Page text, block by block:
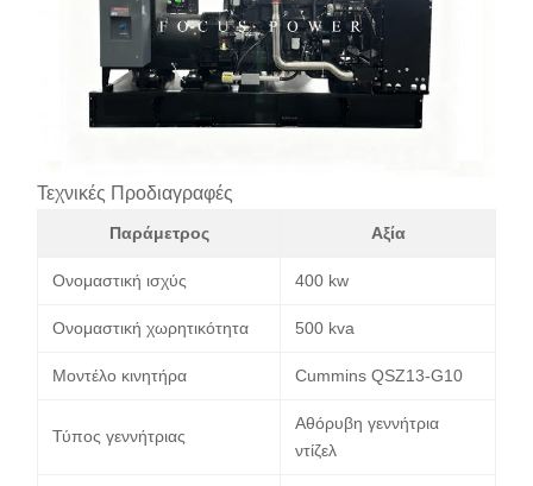
Τεχνικές Προδιαγραφές
Παράμετρος Αξία
Ονομαστική ισχύς 400 kw
Ονομαστική χωρητικότητα 500 kva
Μοντέλο κινητήρα Cummins QSZ13-G10
Τύπος γεννήτριας
Αθόρυβη γεννήτρια
ντίζελ